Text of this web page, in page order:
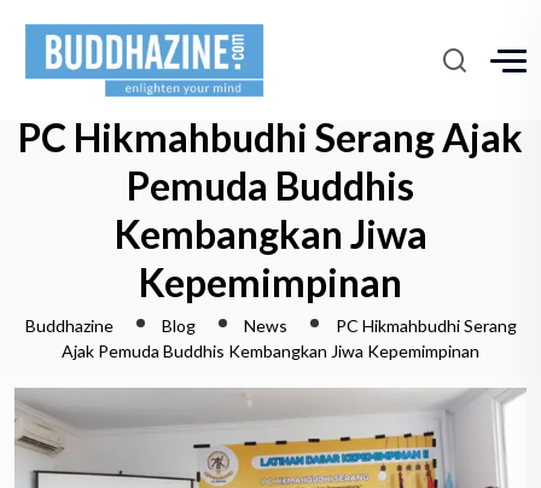
PC Hikmahbudhi Serang Ajak
Pemuda Buddhis
Kembangkan Jiwa
Kepemimpinan
Buddhazine Blog News
PC Hikmahbudhi Serang
Ajak Pemuda Buddhis Kembangkan Jiwa Kepemimpinan